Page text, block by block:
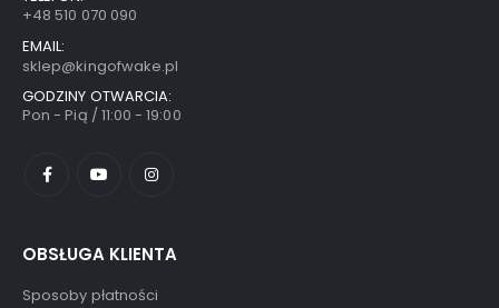
+48 510 070 090
EMAIL:
sklep@kingofwake.pl
GODZINY OTWARCIA:
Pon - Pią / 11:00 - 19:00
OBSŁUGA KLIENTA
Sposoby płatności